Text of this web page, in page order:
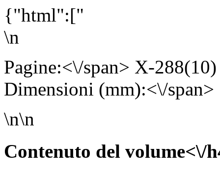
{"html":["
\n
Pagine:<\/span> X-
Dimensioni (mm):<\/
\n\n
Contenuto del volume<\/